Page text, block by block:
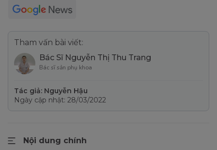
Tham vấn bài viết:
Bác Sĩ Nguyễn Thị Thu Trang
Bác sĩ sản phụ khoa
Tác giả: Nguyễn Hậu
Ngày cập nhật: 28/03/2022
Nội dung chính